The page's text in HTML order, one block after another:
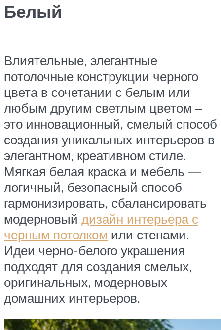
Белый
Влиятельные, элегантные
потолочные конструкции черного
цвета в сочетании с белым или
любым другим светлым цветом –
это инновационный, смелый способ
создания уникальных интерьеров в
элегантном, креативном стиле.
Мягкая белая краска и мебель —
логичный, безопасный способ
гармонизировать, сбалансировать
модерновый дизайн интерьера с
черным потолком или стенами.
Идеи черно-белого украшения
подходят для создания смелых,
оригинальных, модерновых
домашних интерьеров.